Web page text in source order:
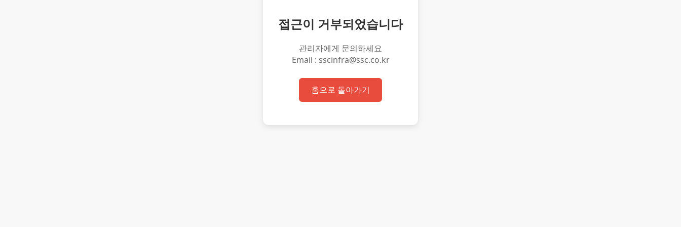
접근이 거부되었습니다
관리자에게 문의하세요
Email : sscinfra@ssc.co.kr
홈으로 돌아가기